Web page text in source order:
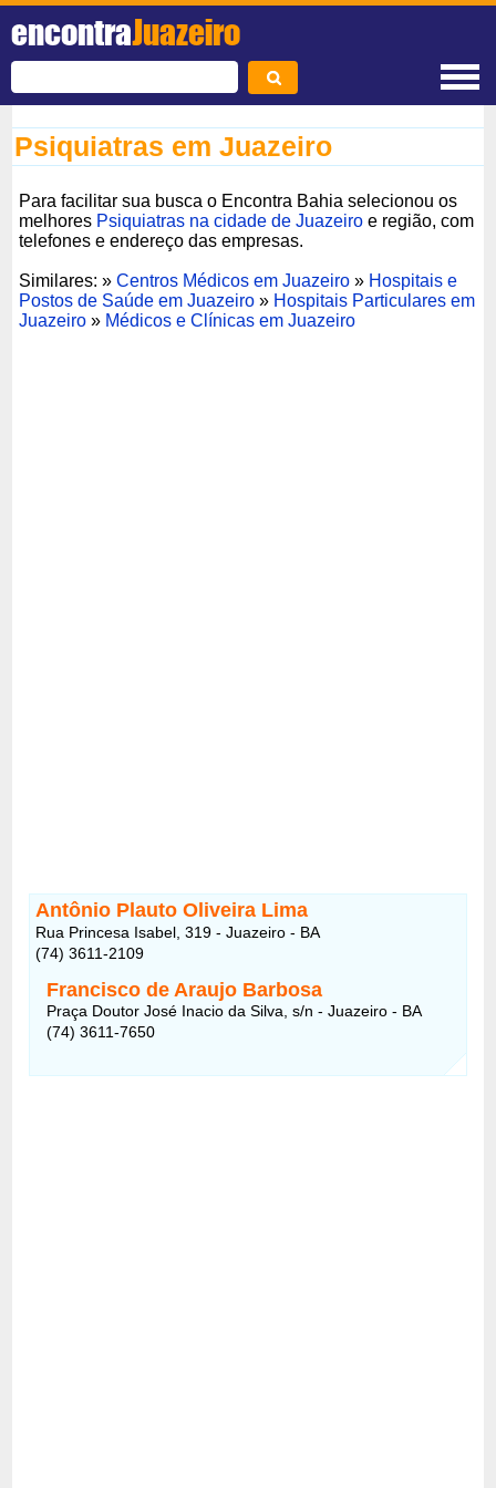
encontraJuazeiro
Psiquiatras em Juazeiro
Para facilitar sua busca o Encontra Bahia selecionou os
melhores Psiquiatras na cidade de Juazeiro e região, com
telefones e endereço das empresas.
Similares: »Centros Médicos em Juazeiro » Hospitais e
Postos de Saúde em Juazeiro » Hospitais Particulares em
Juazeiro » Médicos e Clínicas em Juazeiro
Antônio Plauto Oliveira Lima
Rua Princesa Isabel, 319 - Juazeiro - BA
(74) 3611-2109
Francisco de Araujo Barbosa
Praça Doutor José Inacio da Silva, s/n - Juazeiro - BA
(74) 3611-7650